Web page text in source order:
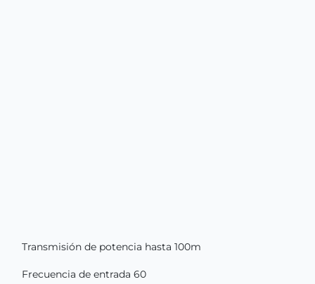
Transmisión de potencia hasta 100m
Frecuencia de entrada 60